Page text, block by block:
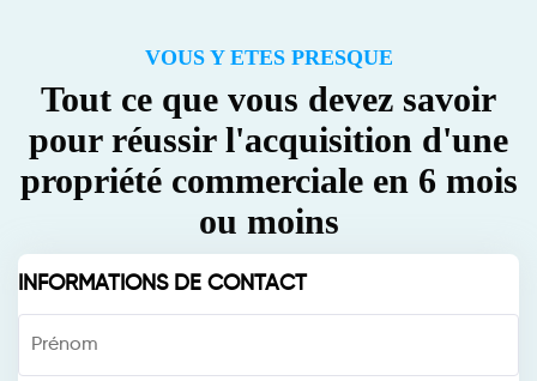
VOUS Y ETES PRESQUE
Tout ce que vous devez savoir
pour réussir l'acquisition d'une
propriété commerciale en 6 mois
ou moins
INFORMATIONS DE CONTACT